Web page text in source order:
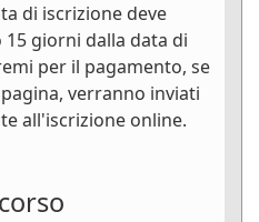
di iscrizione deve
giorni dalla data di
per il pagamento, se
verranno inviati
all'iscrizione online.